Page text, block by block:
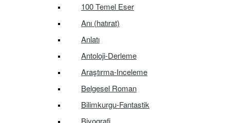
100 Temel Eser
Anı (hatırat)
Anlatı
Antoloji-Derleme
Araştırma-Inceleme
Belgesel Roman
Bilimkurgu-Fantastik
Biyografi